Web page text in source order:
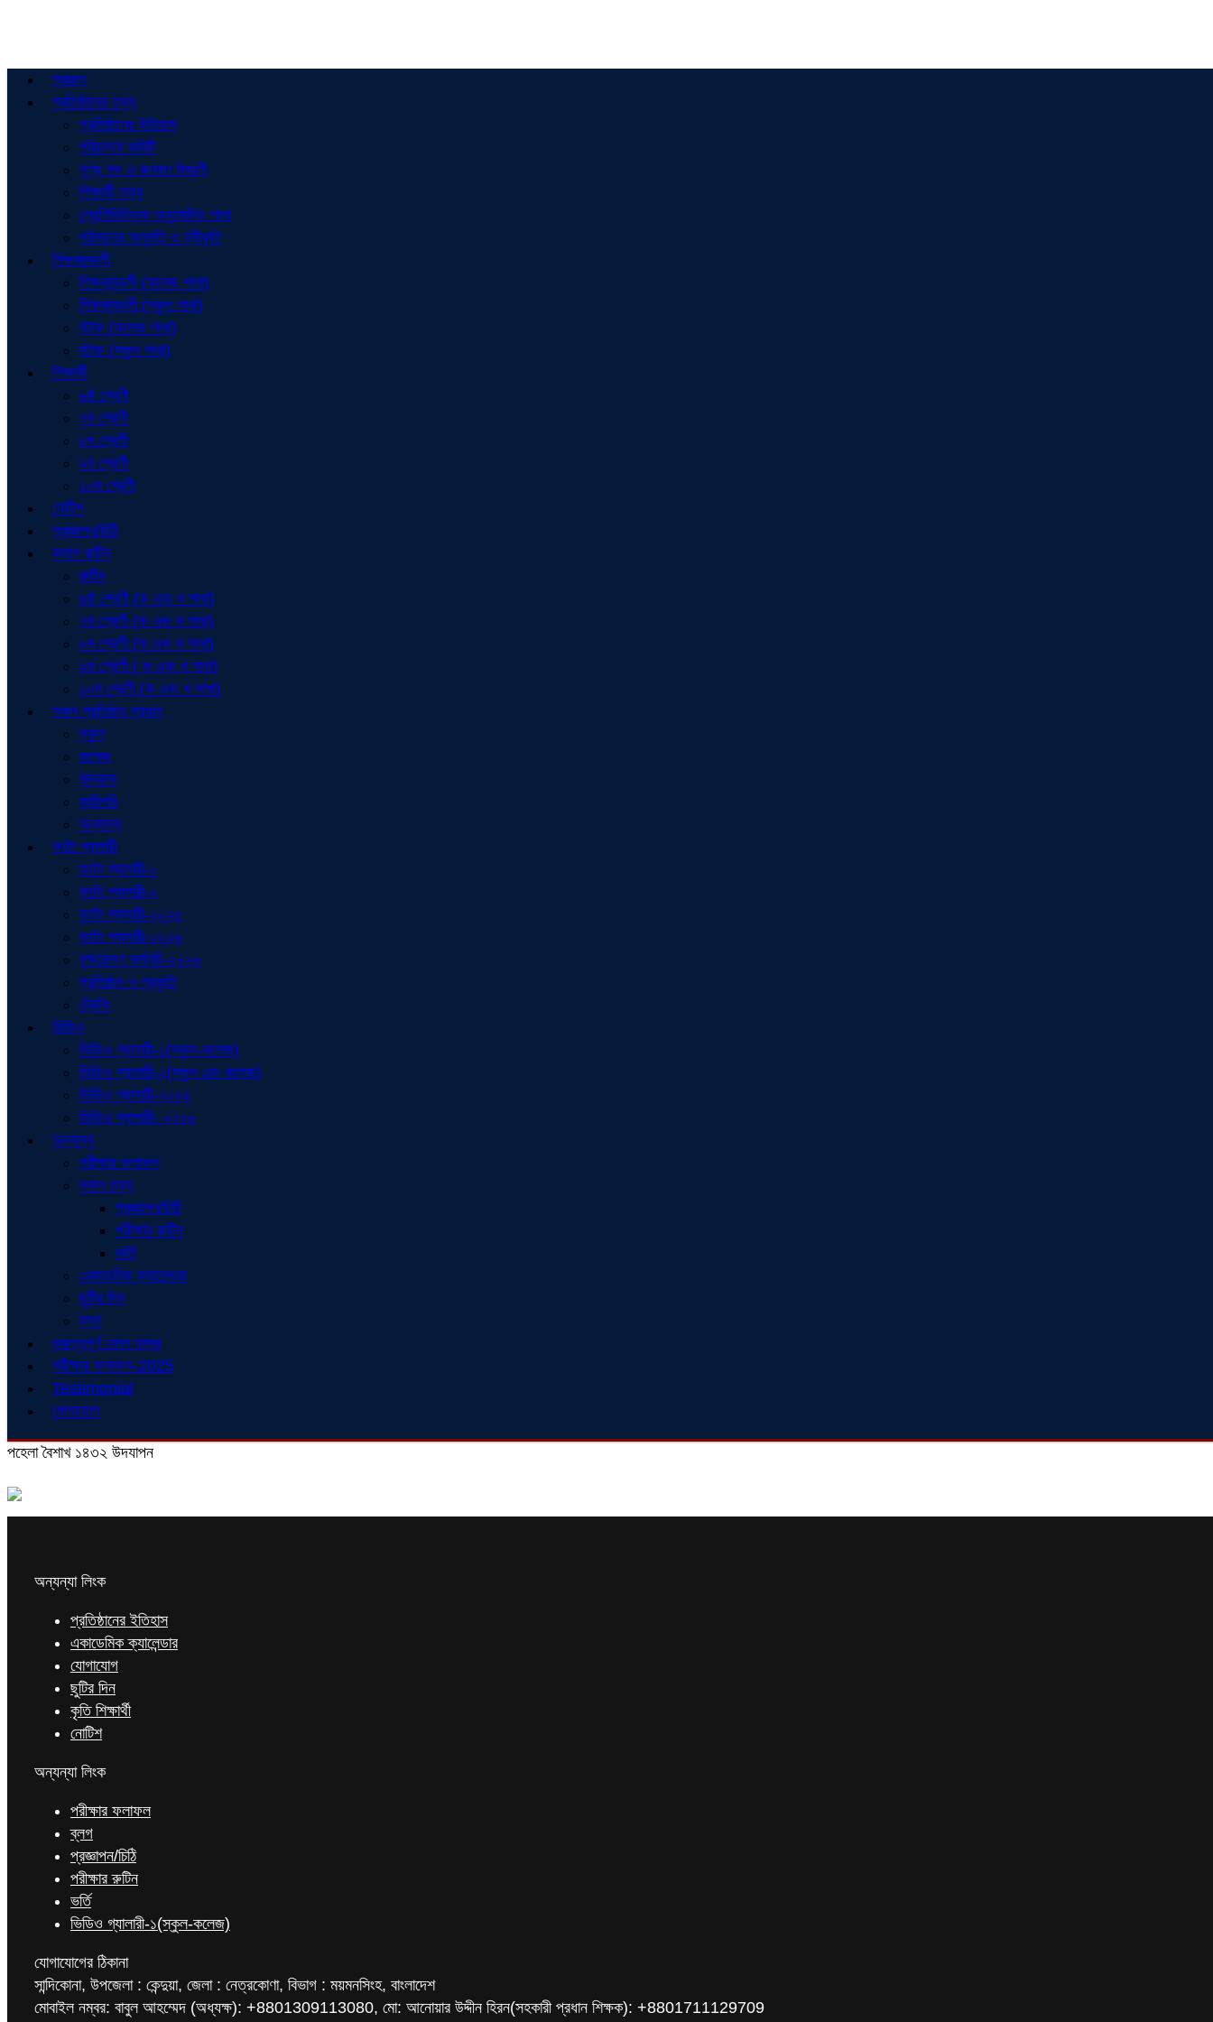
প্রচ্ছদ
প্রতিষ্ঠানের তথ্য
প্রতিষ্ঠানের ইতিহাস
পরিচালনা কমিটি
শূণ্য পদ ও জনবল বিবরণী
শিক্ষার্থী তথ্য
শ্রেণিভিত্তিক অনুমোদিত শাখা
পাঠদানের অনুমতি ও স্বীকৃতি
শিক্ষকমন্ডলী
শিক্ষকমন্ডলী (কলেজ শাখা)
শিক্ষকমন্ডলী (স্কুল শাখা)
স্টাফ (কলেজ শাখা)
স্টাফ (স্কুল শাখা)
শিক্ষার্থী
৬ষ্ঠ শ্রেণী
৭ম শ্রেণী
৮ম শ্রেণী
৯ম শ্রেণী
১০ম শ্রেণী
নোটিশ
প্রজ্ঞাপন/চিঠি
ক্লাশ রুটিন
রুটিন
৬ষ্ঠ শ্রেণী (ক এবং খ শাখা)
৭ম শ্রেণী (ক এবং খ শাখা)
৮ম শ্রেণী (ক এবং খ শাখা)
৯ম শ্রেণী ( ক এবং খ শাখা)
১০ম শ্রেণী (ক এবং খ শাখা)
সকল প্রতিষ্ঠান প্রধান
স্কুল
কলেজ
মাদ্রাসা
কারিগরি
অন্যান্য
ফটো গ্যালারী
ফটো গ্যালারী-১
ফটো গ্যালারী-২
ফটো গ্যালারী-২০২৫
ফটো গ্যালারী-২০২৬
বৃক্ষরোপণ কর্মসূচি-২০২৬
প্রতিষ্ঠান ও প্রকৃতি
ট্রেনিং
ভিডিও
ভিডিও গ্যালারী-১(স্কুল-কলেজ)
ভিডিও গ্যালারী-২(স্কুল এন্ড কলেজ)
ভিডিও গ্যালারী-২০২৫
ভিডিও গ্যালারী- ২০২৬
অন্যান্য
পরীক্ষার ফলাফল
সকল তথ্য
প্রজ্ঞাপন/চিঠি
পরীক্ষার রুটিন
ভর্তি
একাডেমিক ক্যালেন্ডার
ছুটির দিন
ব্লগ
গুরুত্বপূর্ণ ফোন নম্বর
পরীক্ষার ফলাফল-2025
Testimonial
যোগাযোগ
পহেলা বৈশাখ ১৪৩২ উদযাপন
অন্যন্যা লিংক
প্রতিষ্ঠানের ইতিহাস
একাডেমিক ক্যালেন্ডার
যোগাযোগ
ছুটির দিন
কৃতি শিক্ষার্থী
নোটিশ
অন্যন্যা লিংক
পরীক্ষার ফলাফল
ব্লগ
প্রজ্ঞাপন/চিঠি
পরীক্ষার রুটিন
ভর্তি
ভিডিও গ্যালারী-১(স্কুল-কলেজ)
যোগাযোগের ঠিকানা
সান্দিকোনা, উপজেলা : কেন্দুয়া, জেলা : নেত্রকোণা, বিভাগ : ময়মনসিংহ, বাংলাদেশ
মোবাইল নম্বর: বাবুল আহম্মেদ (অধ্যক্ষ): +8801309113080, মো: আনোয়ার উদ্দীন হিরন(সহকারী প্রধান শিক্ষক): +8801711129709